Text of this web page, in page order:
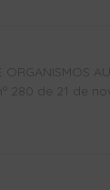
280 de 21 de